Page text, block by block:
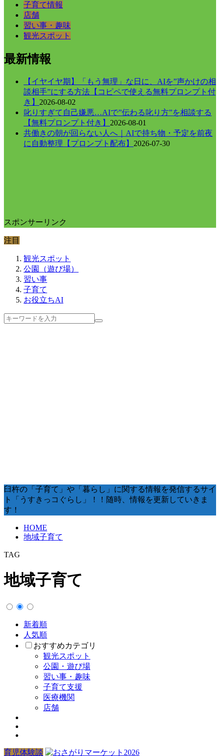
子育て情報
店舗
習い事・趣味
観光スポット
最新情報
【イヤイヤ期】「もう無理」な日に、AIを”声かけの相
談相手”にする方法【コピペで使える無料プロンプト付
き】 2026-08-02
叱りすぎて自己嫌悪…AIで”伝わる叱り方”を相談する
【無料プロンプト付き】 2026-08-01
共働きの朝が回らない人へ｜AIで持ち物・予定を前夜
に自動整理【プロンプト配布】 2026-07-30
スポンサーリンク
注目
観光スポット
公園（遊び場）
習い事
子育て
お役立ちAI
臼杵の「子育て」や「暮らし」に関する情報を発信するサイ
ト「うすきっコぐらし」！！随時、情報を更新していきま
す！
HOME
地域子育て
TAG
地域子育て
新着順
人気順
おすすめカテゴリ
観光スポット
公園・遊び場
習い事・趣味
子育て支援
医療機関
店舗
育児体験談